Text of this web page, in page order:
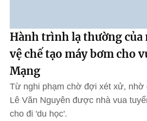
Hành trình lạ thường
vệ chế tạo máy bơm cho
Mạng
Từ nghi phạm chờ đợi xét xử, nhờ
Lê Văn Nguyên được nhà vua
cho đi 'du học'.